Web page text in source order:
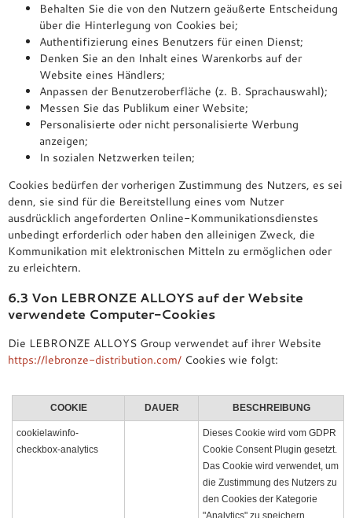
Behalten Sie die von den Nutzern geäußerte Entscheidung
über die Hinterlegung von Cookies bei;
Authentifizierung eines Benutzers für einen Dienst;
Denken Sie an den Inhalt eines Warenkorbs auf der
Website eines Händlers;
Anpassen der Benutzeroberfläche (z. B. Sprachauswahl);
Messen Sie das Publikum einer Website;
Personalisierte oder nicht personalisierte Werbung
anzeigen;
In sozialen Netzwerken teilen;
Cookies bedürfen der vorherigen Zustimmung des Nutzers, es sei
denn, sie sind für die Bereitstellung eines vom Nutzer
ausdrücklich angeforderten Online-Kommunikationsdienstes
unbedingt erforderlich oder haben den alleinigen Zweck, die
Kommunikation mit elektronischen Mitteln zu ermöglichen oder
zu erleichtern.
6.3 Von LEBRONZE ALLOYS auf der Website
verwendete Computer-Cookies
Die LEBRONZE ALLOYS Group verwendet auf ihrer Website
https://lebronze-distribution.com/ Cookies wie folgt:
COOKIE DAUER BESCHREIBUNG
cookielawinfo-
checkbox-analytics
Dieses Cookie wird vom GDPR
Cookie Consent Plugin gesetzt.
Das Cookie wird verwendet, um
die Zustimmung des Nutzers zu
den Cookies der Kategorie
"Analytics" zu speichern.